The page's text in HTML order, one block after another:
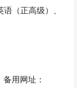
（正高级）、
备用网址：